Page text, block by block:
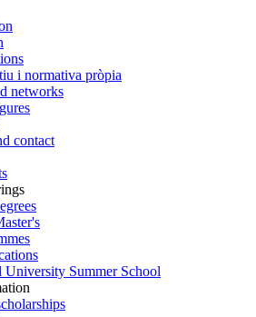
i normativa pròpia
networks
contact
Summer School